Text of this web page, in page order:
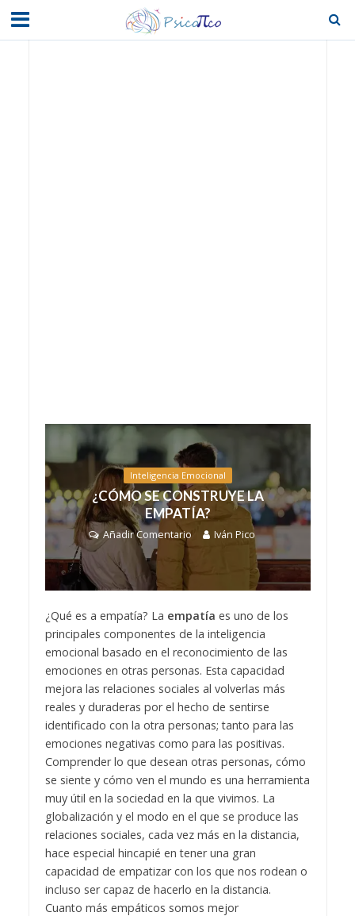
Inteligencia Emocional
¿CÓMO SE CONSTRUYE LA
EMPATÍA?
Añadir Comentario Iván Pico
¿Qué es a empatía? La empatía es uno de los
principales componentes de la inteligencia
emocional basado en el reconocimiento de las
emociones en otras personas. Esta capacidad
mejora las relaciones sociales al volverlas más
reales y duraderas por el hecho de sentirse
identificado con la otra personas; tanto para las
emociones negativas como para las positivas.
Comprender lo que desean otras personas, cómo
se siente y cómo ven el mundo es una herramienta
muy útil en la sociedad en la que vivimos. La
globalización y el modo en el que se produce las
relaciones sociales, cada vez más en la distancia,
hace especial hincapié en tener una gran
capacidad de empatizar con los que nos rodean o
incluso ser capaz de hacerlo en la distancia.
Cuanto más empáticos somos mejor